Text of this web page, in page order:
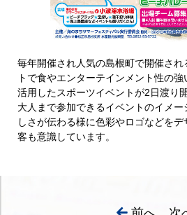
毎年開催され人気の島根町で開催さ
トで食やエンターテインメント性の
活用したスポーツイベントが2日渡り
大人まで参加できるイベントのイメ
しさが伝わる様に色彩やロゴなどを
客も意識しています。